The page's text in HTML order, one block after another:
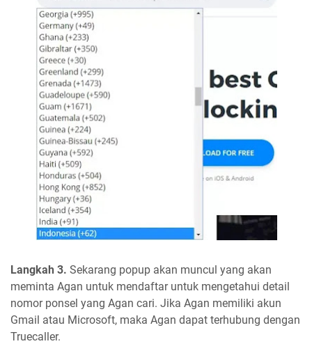
Langkah 3. Sekarang popup akan muncul yang akan
meminta Agan untuk mendaftar untuk mengetahui detail
nomor ponsel yang Agan cari. Jika Agan memiliki akun
Gmail atau Microsoft, maka Agan dapat terhubung dengan
Truecaller.